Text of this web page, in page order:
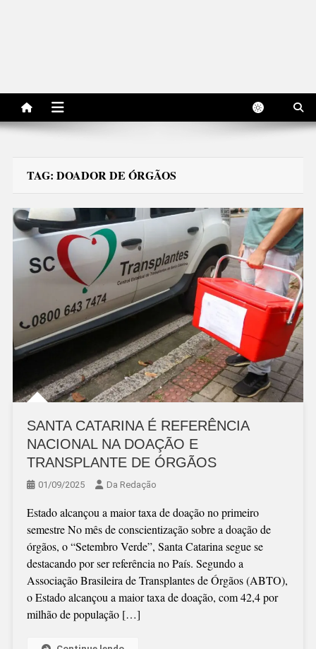
TAG: DOADOR DE ÓRGÃOS
SANTA CATARINA É REFERÊNCIA
NACIONAL NA DOAÇÃO E
TRANSPLANTE DE ÓRGÃOS
01/09/2025 Da Redação
Estado alcançou a maior taxa de doação no primeiro
semestre No mês de conscientização sobre a doação de
órgãos, o “Setembro Verde”, Santa Catarina segue se
destacando por ser referência no País. Segundo a
Associação Brasileira de Transplantes de Órgãos (ABTO),
o Estado alcançou a maior taxa de doação, com 42,4 por
milhão de população […]